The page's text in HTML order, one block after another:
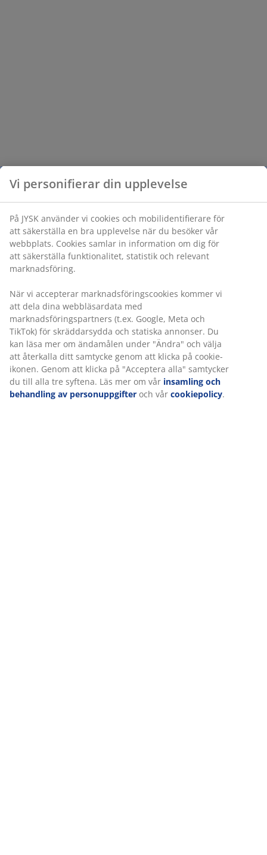
Vi personifierar din upplevelse
På JYSK använder vi cookies och mobilidentifierare för
att säkerställa en bra upplevelse när du besöker vår
webbplats. Cookies samlar in information om dig för
att säkerställa funktionalitet, statistik och relevant
marknadsföring.
När vi accepterar marknadsföringscookies kommer vi
att dela dina webbläsardata med
marknadsföringspartners (t.ex. Google, Meta och
TikTok) för skräddarsydda och statiska annonser. Du
kan läsa mer om ändamålen under "Ändra" och välja
att återkalla ditt samtycke genom att klicka på cookie-
ikonen. Genom att klicka på "Acceptera alla" samtycker
du till alla tre syftena. Läs mer om vår insamling och
behandling av personuppgifter och vår cookiepolicy.